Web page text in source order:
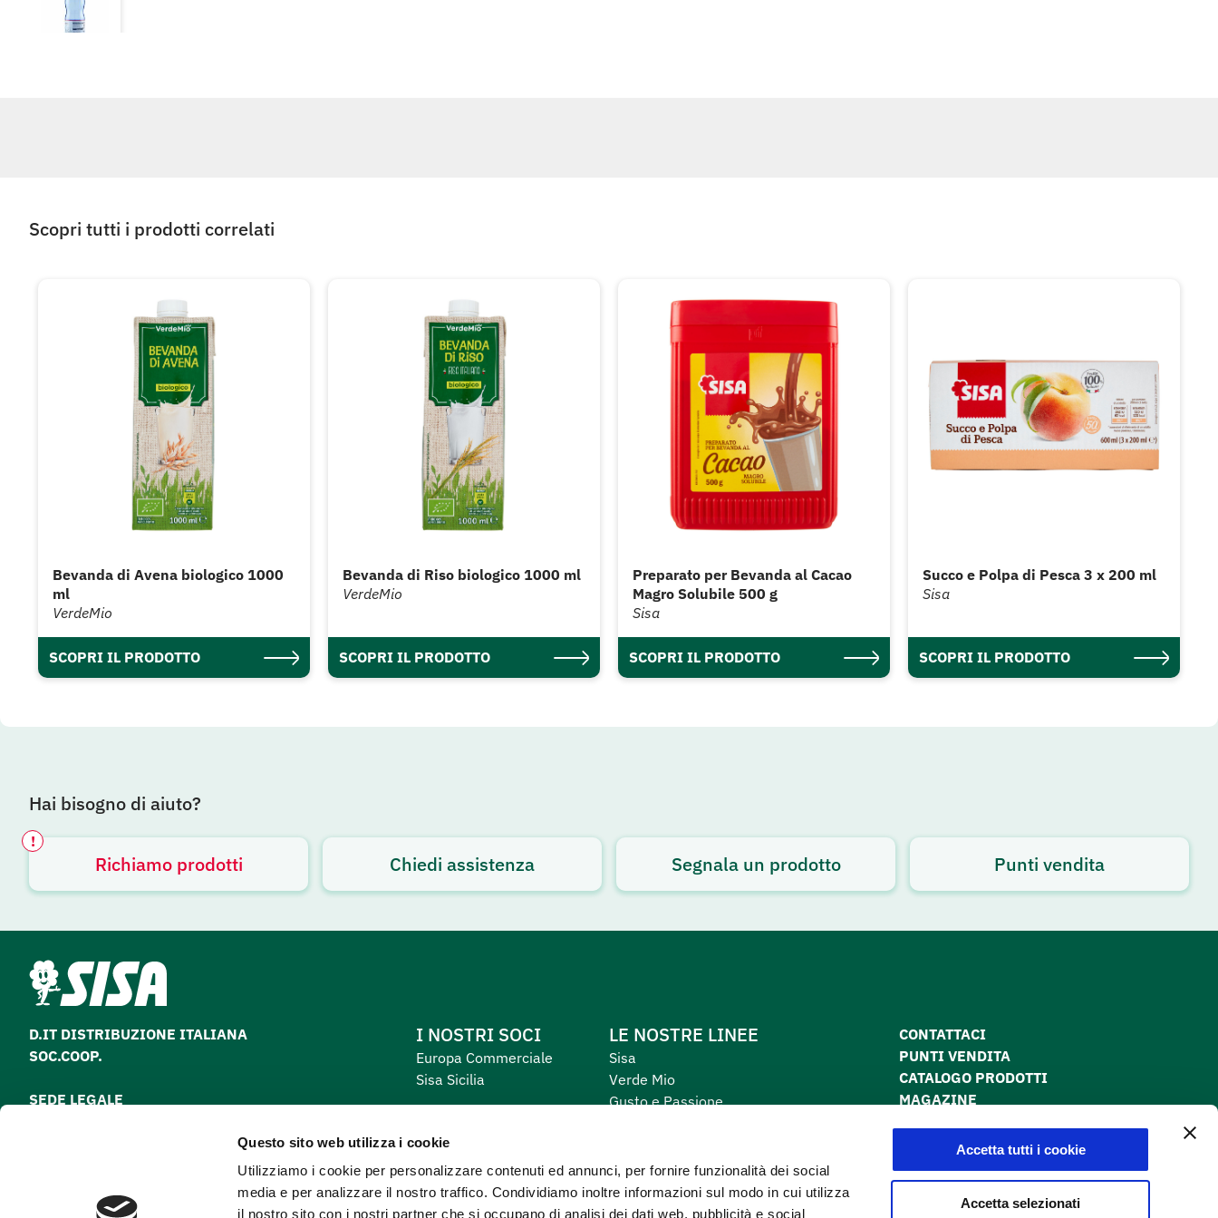
Questo sito web utilizza i cookie
Utilizziamo i cookie per personalizzare contenuti ed annunci, per fornire funzionalità dei social
media e per analizzare il nostro traffico. Condividiamo inoltre informazioni sul modo in cui utilizza
il nostro sito con i nostri partner che si occupano di analisi dei dati web, pubblicità e social
Accetta tutti i cookie
Accetta selezionati
Scopri tutti i prodotti correlati
Bevanda di Avena biologico 1000
ml
VerdeMio
SCOPRI IL PRODOTTO
Bevanda di Riso biologico 1000 ml
VerdeMio
SCOPRI IL PRODOTTO
Preparato per Bevanda al Cacao
Magro Solubile 500 g
Sisa
SCOPRI IL PRODOTTO
Succo e Polpa di Pesca 3 x 200 ml
Sisa
SCOPRI IL PRODOTTO
Hai bisogno di aiuto?
Richiamo prodotti
!
Avviso attivo
Chiedi assistenza Segnala un prodotto Punti vendita
D.IT DISTRIBUZIONE ITALIANA
SOC.COOP.
SEDE LEGALE
I NOSTRI SOCI
Europa Commerciale
Sisa Sicilia
LE NOSTRE LINEE
Sisa
Verde Mio
Gusto e Passione
CONTATTACI
PUNTI VENDITA
CATALOGO PRODOTTI
MAGAZINE
COOKIE POLICY